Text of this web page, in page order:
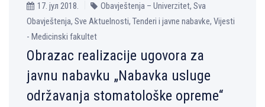
17. јул 2018.
Obavještenja – Univerzitet, Sva
Obavještenja, Sve Aktuelnosti, Tenderi i javne nabavke, Vijesti
- Medicinski fakultet
Obrazac realizacije ugovora za
javnu nabavku „Nabavka usluge
održavanja stomatološke opreme“